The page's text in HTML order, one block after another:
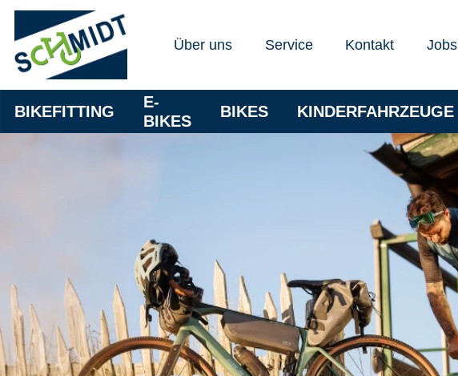
Über uns Service Kontakt Jobs
BIKEFITTING
E-
BIKES
BIKES KINDERFAHRZEUGE